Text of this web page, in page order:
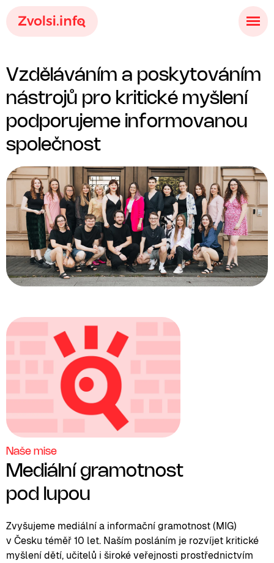
Vzděáváním a poskytováním
nástrojů pro kritické myšení
podporujeme informovanou
spo ečnost
Naše mise
Mediální gramotnost
pod lupou
Zvyšujeme mediální a informační gramotnost (MIG)
v Česku téměř 10 let. Naším posláním je rozvíjet kritické
myšlení dětí, učitelů i široké veřejnosti prostřednictvím